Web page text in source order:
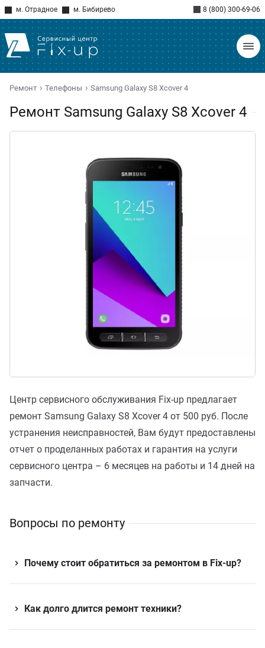
м. Отрадное м. Бибирево 8 (800) 300-69-06
Ремонт Телефоны Samsung Galaxy S8 Xcover 4
Ремонт Samsung Galaxy S8 Xcover 4
Центр сервисного обслуживания Fix-up предлагает
ремонт Samsung Galaxy S8 Xcover 4 от 500 руб. После
устранения неисправностей, Вам будут предоставлены
отчет о проделанных работах и гарантия на услуги
сервисного центра – 6 месяцев на работы и 14 дней на
запчасти.
Вопросы по ремонту
Почему стоит обратиться за ремонтом в Fix-up?
Как долго длится ремонт техники?